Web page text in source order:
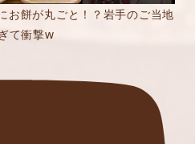
餅が丸ごと！？岩手のご当地
て衝撃w